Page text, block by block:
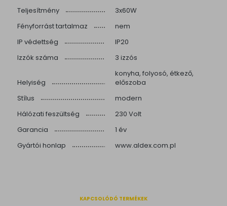
Teljesítmény
3x60W
Fényforrást tartalmaz
nem
IP védettség
IP20
Izzók száma
3 izzós
Helyiség
konyha, folyosó, étkező,
előszoba
Stílus
modern
Hálózati feszültség
230 Volt
Garancia
1 év
Gyártói honlap
www.aldex.com.pl
KAPCSOLÓDÓ TERMÉKEK